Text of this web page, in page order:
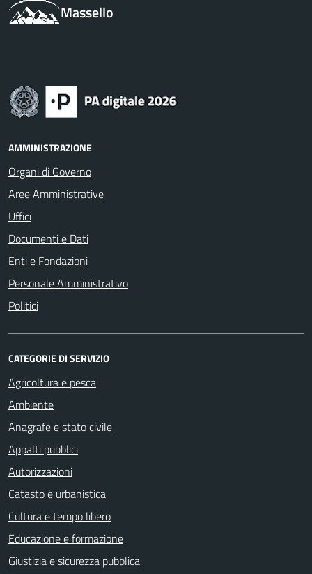
Massello
AMMINISTRAZIONE
Organi di Governo
Aree Amministrative
Uffici
Documenti e Dati
Enti e Fondazioni
Personale Amministrativo
Politici
CATEGORIE DI SERVIZIO
Agricoltura e pesca
Ambiente
Anagrafe e stato civile
Appalti pubblici
Autorizzazioni
Catasto e urbanistica
Cultura e tempo libero
Educazione e formazione
Giustizia e sicurezza pubblica